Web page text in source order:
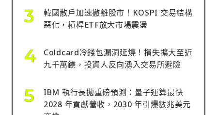
韓國散戶加速撤離股市！KOSPI 交易結構
惡化，槓桿ETF放大市場震盪
Coldcard冷錢包漏洞延燒！損失擴大至近
九千萬鎂，投資人反向湧入交易所避險
IBM 執行長拋重磅預測：量子運算最快
2028 年貢獻營收，2030 年引爆數兆美元